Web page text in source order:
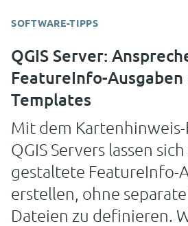
einheitlich aussehen.
SOFTWARE-TIPPS
QGIS Server:
FeatureInfo-Ausgaben
Templates
Mit dem
QGIS Servers lassen
gestaltete FeatureInfo-
erstellen, ohne
Dateien zu definieren.